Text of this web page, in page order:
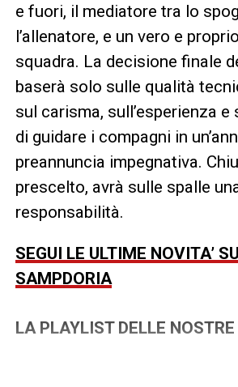
e fuori, il mediatore tra lo
l’allenatore, e un vero e
squadra. La decisione finale
baserà solo sulle qualità
sul carisma, sull’esperienza
di guidare i compagni in
preannuncia impegnativa.
prescelto, avrà sulle spalle
responsabilità.
SEGUI LE ULTIME NOVITA’
SAMPDORIA
LA PLAYLIST DELLE